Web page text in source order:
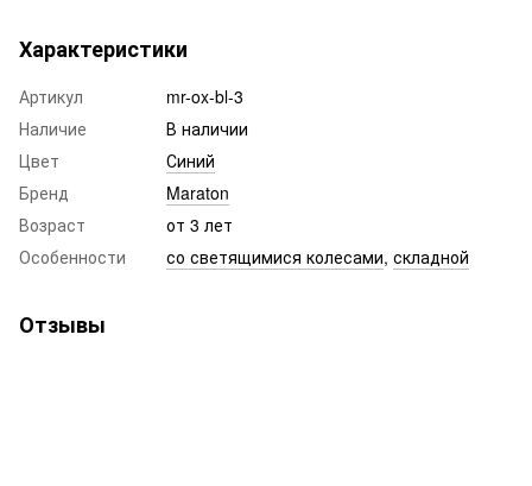
Характеристики
Артикул
mr-ox-bl-3
Наличие
В наличии
Цвет
Синий
Бренд
Maraton
Возраст
от 3 лет
Особенности
со светящимися колесами, складной
Отзывы